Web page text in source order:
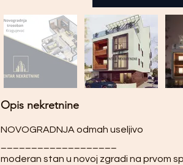
Opis nekretnine
NOVOGRADNJA odmah useljivo
moderan stan u novoj zgradi na prvom